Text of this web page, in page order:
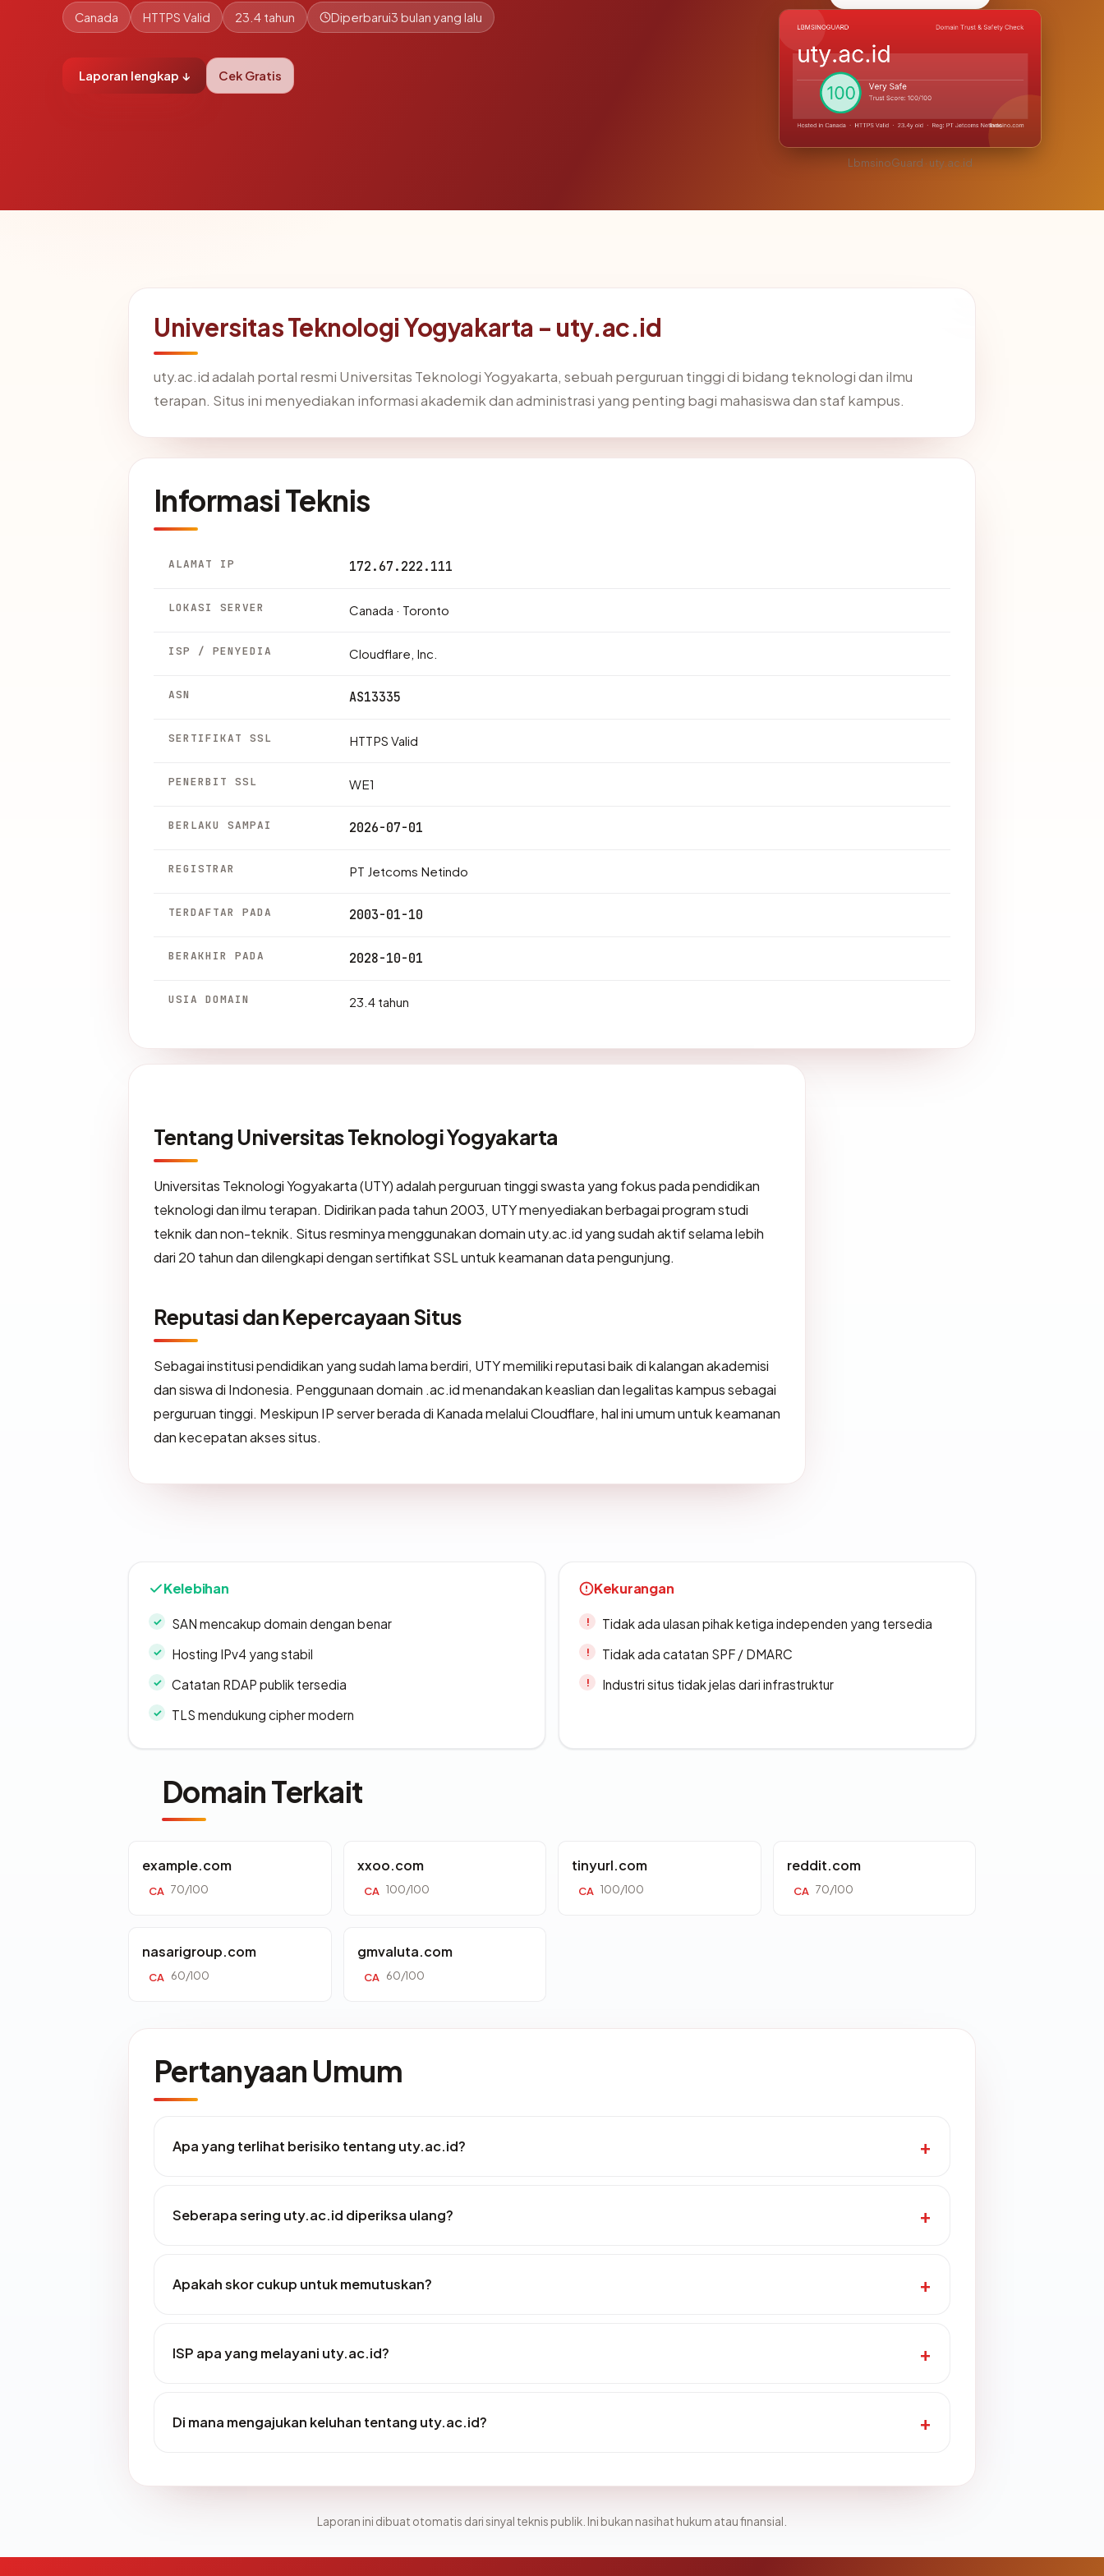
Canada HTTPS Valid 23.4 tahun Diperbarui3 bulan yang lalu
Laporan lengkap ↓ Cek Gratis
LbmsinoGuard · uty.ac.id
Universitas Teknologi Yogyakarta - uty.ac.id
uty.ac.id adalah portal resmi Universitas Teknologi Yogyakarta, sebuah perguruan tinggi di bidang teknologi dan ilmu
terapan. Situs ini menyediakan informasi akademik dan administrasi yang penting bagi mahasiswa dan staf kampus.
Informasi Teknis
ALAMAT IP 172.67.222.111
LOKASI SERVER Canada · Toronto
ISP / PENYEDIA Cloudflare, Inc.
ASN AS13335
SERTIFIKAT SSL HTTPS Valid
PENERBIT SSL WE1
BERLAKU SAMPAI 2026-07-01
REGISTRAR PT Jetcoms Netindo
TERDAFTAR PADA 2003-01-10
BERAKHIR PADA 2028-10-01
USIA DOMAIN 23.4 tahun
Tentang Universitas Teknologi Yogyakarta
Universitas Teknologi Yogyakarta (UTY) adalah perguruan tinggi swasta yang fokus pada pendidikan
teknologi dan ilmu terapan. Didirikan pada tahun 2003, UTY menyediakan berbagai program studi
teknik dan non-teknik. Situs resminya menggunakan domain uty.ac.id yang sudah aktif selama lebih
dari 20 tahun dan dilengkapi dengan sertifikat SSL untuk keamanan data pengunjung.
Reputasi dan Kepercayaan Situs
Sebagai institusi pendidikan yang sudah lama berdiri, UTY memiliki reputasi baik di kalangan akademisi
dan siswa di Indonesia. Penggunaan domain .ac.id menandakan keaslian dan legalitas kampus sebagai
perguruan tinggi. Meskipun IP server berada di Kanada melalui Cloudflare, hal ini umum untuk keamanan
dan kecepatan akses situs.
Kelebihan
SAN mencakup domain dengan benar
Hosting IPv4 yang stabil
Catatan RDAP publik tersedia
TLS mendukung cipher modern
Kekurangan
Tidak ada ulasan pihak ketiga independen yang tersedia
Tidak ada catatan SPF / DMARC
Industri situs tidak jelas dari infrastruktur
Domain Terkait
example.com
CA 70/100
xxoo.com
CA 100/100
tinyurl.com
CA 100/100
reddit.com
CA 70/100
nasarigroup.com
CA 60/100
gmvaluta.com
CA 60/100
Pertanyaan Umum
Apa yang terlihat berisiko tentang uty.ac.id?
Seberapa sering uty.ac.id diperiksa ulang?
Apakah skor cukup untuk memutuskan?
ISP apa yang melayani uty.ac.id?
Di mana mengajukan keluhan tentang uty.ac.id?
Laporan ini dibuat otomatis dari sinyal teknis publik. Ini bukan nasihat hukum atau finansial.